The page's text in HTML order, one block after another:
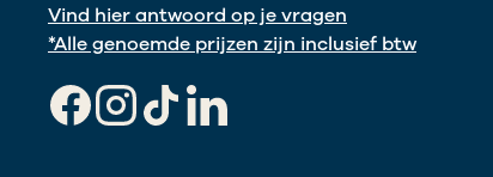
Vind hier antwoord op je vragen
*Alle genoemde prijzen zijn inclusief btw
FacebookInstagram
TikTokLinkedIn